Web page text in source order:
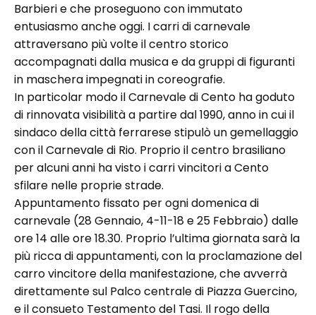
Barbieri e che proseguono con immutato
entusiasmo anche oggi. I carri di carnevale
attraversano più volte il centro storico
accompagnati dalla musica e da gruppi di figuranti
in maschera impegnati in coreografie.
In particolar modo il Carnevale di Cento ha goduto
di rinnovata visibilità a partire dal 1990, anno in cui il
sindaco della città ferrarese stipulò un gemellaggio
con il Carnevale di Rio. Proprio il centro brasiliano
per alcuni anni ha visto i carri vincitori a Cento
sfilare nelle proprie strade.
Appuntamento fissato per ogni domenica di
carnevale (28 Gennaio, 4-11-18 e 25 Febbraio) dalle
ore 14 alle ore 18.30. Proprio l’ultima giornata sarà la
più ricca di appuntamenti, con la proclamazione del
carro vincitore della manifestazione, che avverrà
direttamente sul Palco centrale di Piazza Guercino,
e il consueto Testamento del Tasi. Il rogo della